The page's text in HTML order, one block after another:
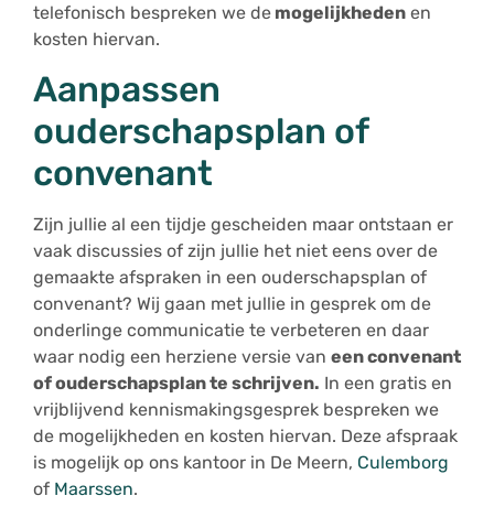
telefonisch bespreken we de mogelijkheden en
kosten hiervan.
Aanpassen
ouderschapsplan of
convenant
Zijn jullie al een tijdje gescheiden maar ontstaan er
vaak discussies of zijn jullie het niet eens over de
gemaakte afspraken in een ouderschapsplan of
convenant? Wij gaan met jullie in gesprek om de
onderlinge communicatie te verbeteren en daar
waar nodig een herziene versie van een convenant
of ouderschapsplan te schrijven. In een gratis en
vrijblijvend kennismakingsgesprek bespreken we
de mogelijkheden en kosten hiervan. Deze afspraak
is mogelijk op ons kantoor in De Meern, Culemborg
of Maarssen.